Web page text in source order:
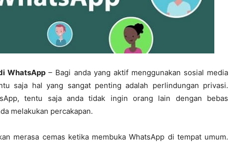
WhatsApp – Bagi anda yang aktif menggunakan sosial media
saja hal yang sangat penting adalah perlindungan privasi.
tentu saja anda tidak ingin orang lain dengan bebas
melakukan percakapan.
merasa cemas ketika membuka WhatsApp di tempat umum.